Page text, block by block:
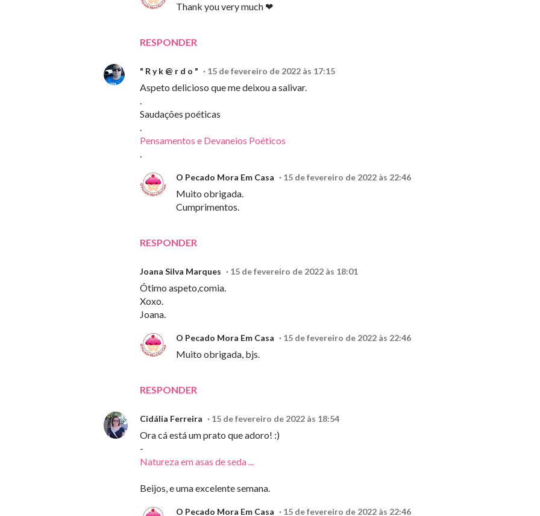
RESPONDER
Thank you very much ❤
" R y k @ r d o " 15 de fevereiro de 2022 às 17:15
Aspeto delicioso que me deixou a salivar.
.
Saudações poéticas
.
Pensamentos e Devaneios Poéticos
.
RESPONDER
O Pecado Mora Em Casa 15 de fevereiro de 2022 às 22:46
Muito obrigada.
Cumprimentos.
Joana Silva Marques 15 de fevereiro de 2022 às 18:01
Ótimo aspeto,comia.
Xoxo.
Joana.
RESPONDER
O Pecado Mora Em Casa 15 de fevereiro de 2022 às 22:46
Muito obrigada, bjs.
Cidália Ferreira 15 de fevereiro de 2022 às 18:54
Ora cá está um prato que adoro! :)
-
Natureza em asas de seda ...
Beijos, e uma excelente semana.
O Pecado Mora Em Casa 15 de fevereiro de 2022 às 22:46